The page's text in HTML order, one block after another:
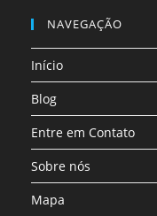
aba
aba
em
uma
nova
NAVEGAÇÃO
Início
Blog
Entre em Contato
Sobre nós
Mapa